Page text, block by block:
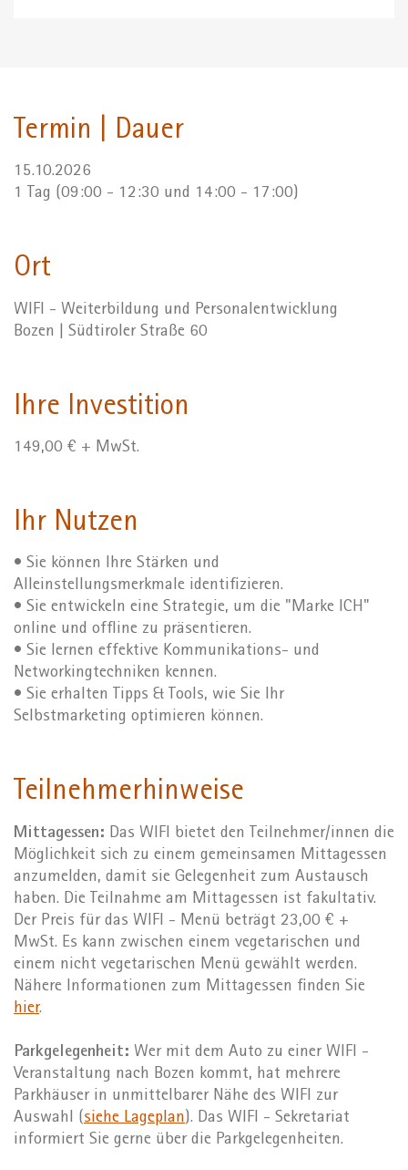
Termin | Dauer
15.10.2026
1 Tag (09:00 - 12:30 und 14:00 - 17:00)
Ort
WIFI - Weiterbildung und Personalentwicklung
Bozen | Südtiroler Straße 60
Ihre Investition
149,00 € + MwSt.
Ihr Nutzen
• Sie können Ihre Stärken und
Alleinstellungsmerkmale identifizieren.
• Sie entwickeln eine Strategie, um die "Marke ICH"
online und offline zu präsentieren.
• Sie lernen effektive Kommunikations- und
Networkingtechniken kennen.
• Sie erhalten Tipps & Tools, wie Sie Ihr
Selbstmarketing optimieren können.
Teilnehmerhinweise
Mittagessen: Das WIFI bietet den Teilnehmer/innen die
Möglichkeit sich zu einem gemeinsamen Mittagessen
anzumelden, damit sie Gelegenheit zum Austausch
haben. Die Teilnahme am Mittagessen ist fakultativ.
Der Preis für das WIFI - Menü beträgt 23,00 € +
MwSt. Es kann zwischen einem vegetarischen und
einem nicht vegetarischen Menü gewählt werden.
Nähere Informationen zum Mittagessen finden Sie
hier.
Parkgelegenheit: Wer mit dem Auto zu einer WIFI -
Veranstaltung nach Bozen kommt, hat mehrere
Parkhäuser in unmittelbarer Nähe des WIFI zur
Auswahl (siehe Lageplan). Das WIFI - Sekretariat
informiert Sie gerne über die Parkgelegenheiten.